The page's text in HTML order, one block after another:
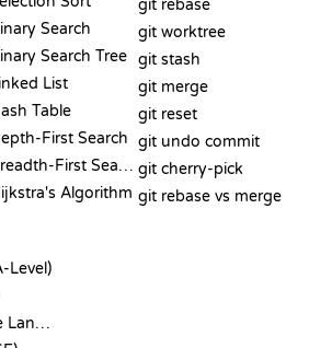
Search
Search Tree
List
Table
First Search
Breadth-First Search
Algorithm
git rebase
git worktree
git stash
git merge
git reset
git undo commit
git cherry-pick
git rebase vs merge
Level)
OCR (Exam Reference Language)